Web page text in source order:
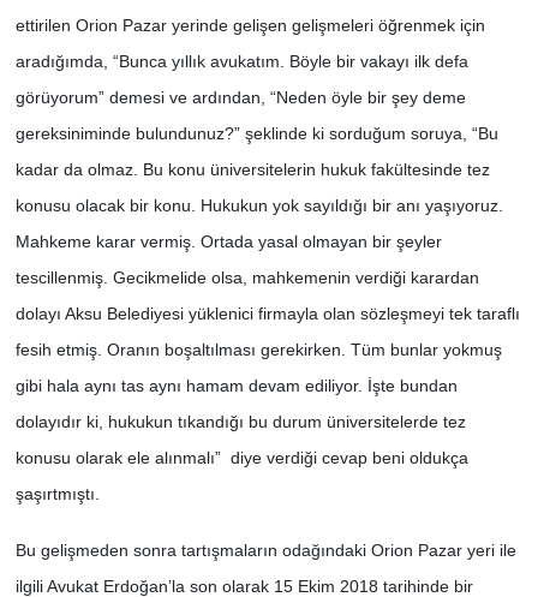
ettirilen Orion Pazar yerinde gelişen gelişmeleri öğrenmek için
aradığımda, “Bunca yıllık avukatım. Böyle bir vakayı ilk defa
görüyorum” demesi ve ardından, “Neden öyle bir şey deme
gereksiniminde bulundunuz?” şeklinde ki sorduğum soruya, “Bu
kadar da olmaz. Bu konu üniversitelerin hukuk fakültesinde tez
konusu olacak bir konu. Hukukun yok sayıldığı bir anı yaşıyoruz.
Mahkeme karar vermiş. Ortada yasal olmayan bir şeyler
tescillenmiş. Gecikmelide olsa, mahkemenin verdiği karardan
dolayı Aksu Belediyesi yüklenici firmayla olan sözleşmeyi tek taraflı
fesih etmiş. Oranın boşaltılması gerekirken. Tüm bunlar yokmuş
gibi hala aynı tas aynı hamam devam ediliyor. İşte bundan
dolayıdır ki, hukukun tıkandığı bu durum üniversitelerde tez
konusu olarak ele alınmalı” diye verdiği cevap beni oldukça
şaşırtmıştı.
Bu gelişmeden sonra tartışmaların odağındaki Orion Pazar yeri ile
ilgili Avukat Erdoğan’la son olarak 15 Ekim 2018 tarihinde bir